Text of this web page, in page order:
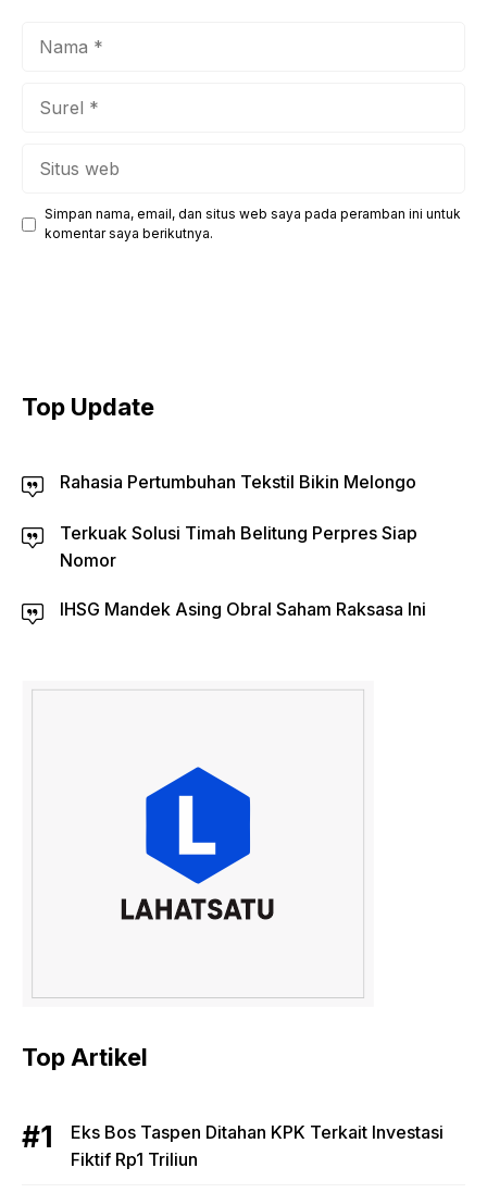
Simpan nama, email, dan situs web saya pada peramban ini untuk
komentar saya berikutnya.
Top Update
Rahasia Pertumbuhan Tekstil Bikin Melongo
Terkuak Solusi Timah Belitung Perpres Siap
Nomor
IHSG Mandek Asing Obral Saham Raksasa Ini
Top Artikel
Eks Bos Taspen Ditahan KPK Terkait Investasi
Fiktif Rp1 Triliun